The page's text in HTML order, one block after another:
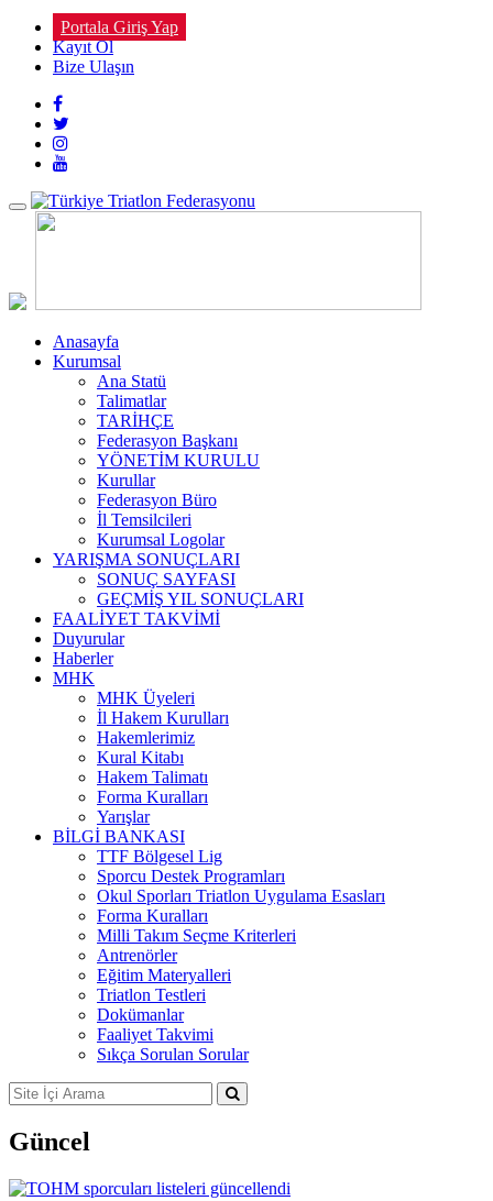
Portala Giriş Yap
Kayıt Ol
Bize Ulaşın
Toggle
navigation
Anasayfa
Kurumsal
Ana Statü
Talimatlar
TARİHÇE
Federasyon Başkanı
YÖNETİM KURULU
Kurullar
Federasyon Büro
İl Temsilcileri
Kurumsal Logolar
YARIŞMA SONUÇLARI
SONUÇ SAYFASI
GEÇMİŞ YIL SONUÇLARI
FAALİYET TAKVİMİ
Duyurular
Haberler
MHK
MHK Üyeleri
İl Hakem Kurulları
Hakemlerimiz
Kural Kitabı
Hakem Talimatı
Forma Kuralları
Yarışlar
BİLGİ BANKASI
TTF Bölgesel Lig
Sporcu Destek Programları
Okul Sporları Triatlon Uygulama Esasları
Forma Kuralları
Milli Takım Seçme Kriterleri
Antrenörler
Eğitim Materyalleri
Triatlon Testleri
Dokümanlar
Faaliyet Takvimi
Sıkça Sorulan Sorular
Güncel